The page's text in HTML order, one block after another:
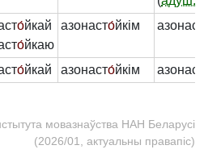
о́йкай
о́йкаю
азонасто́йкім азонаст
о́йкай азонасто́йкім азонаст
мовазнаўства НАН Беларусі
(2026/01, актуальны правапіс)